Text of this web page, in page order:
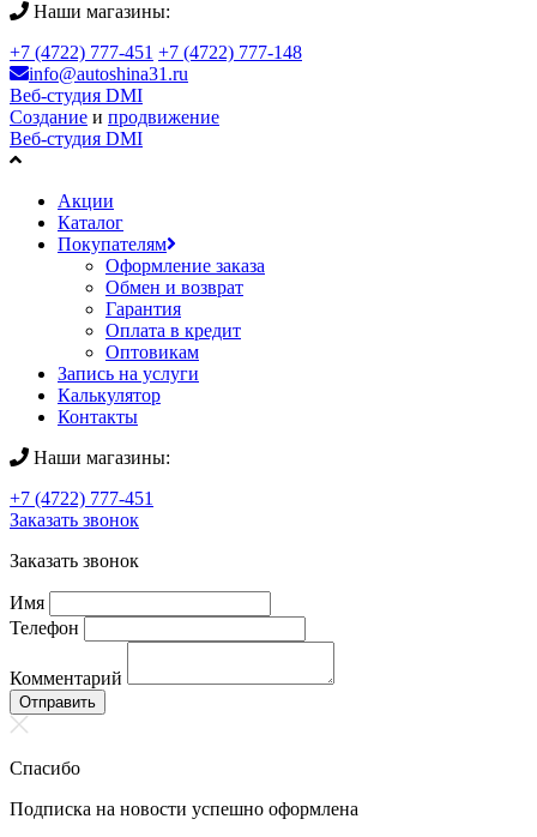
Наши магазины:
+7 (4722) 777-451 +7 (4722) 777-148
info@autoshina31.ru
Веб-студия DMI
Создание и продвижение
Веб-студия DMI
Акции
Каталог
Покупателям
Оформление заказа
Обмен и возврат
Гарантия
Оплата в кредит
Оптовикам
Запись на услуги
Калькулятор
Контакты
Наши магазины:
+7 (4722) 777-451
Заказать звонок
Заказать звонок
Имя
Телефон
Комментарий
Отправить
Спасибо
Подписка на новости успешно оформлена